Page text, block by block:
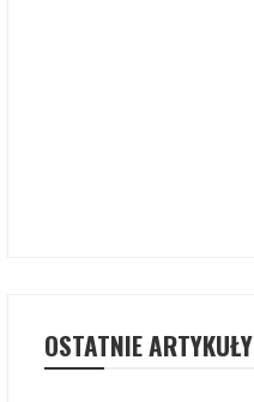
OSTATNIE ARTYKUŁY